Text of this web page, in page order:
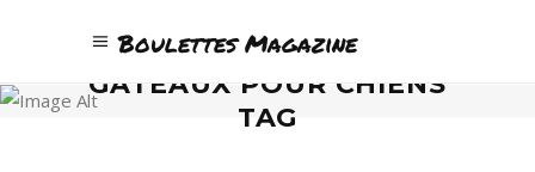
Boulettes Magazine
GÂTEAUX POUR CHIENS
TAG